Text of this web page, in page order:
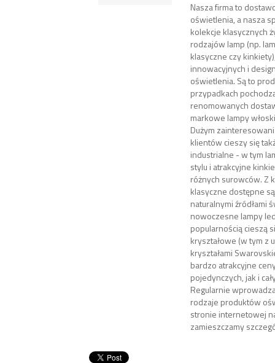
Nasza firma to
oświetlenia, a nasza
kolekcje klasycznych
rodzajów lamp (np.
klasyczne czy
innowacyjnych i
oświetlenia. Są to
przypadkach
renomowanych
markowe lampy
Dużym
klientów cieszy się
industrialne - w tym
stylu i atrakcyjne
różnych surowców. Z
klasyczne dostępne
naturalnymi źródłami
nowoczesne lampy
popularnością cieszą
kryształowe (w tym z
kryształami
bardzo atrakcyjne
pojedynczych, jak i
Regularnie
rodzaje produktów
stronie internetowej
zamieszczamy